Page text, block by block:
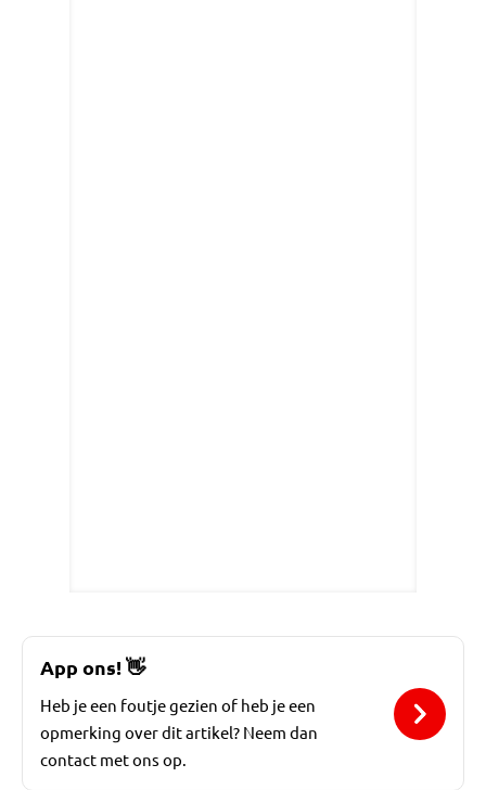
App ons!👋
Heb je een foutje gezien of heb je een
opmerking over dit artikel? Neem dan
contact met ons op.